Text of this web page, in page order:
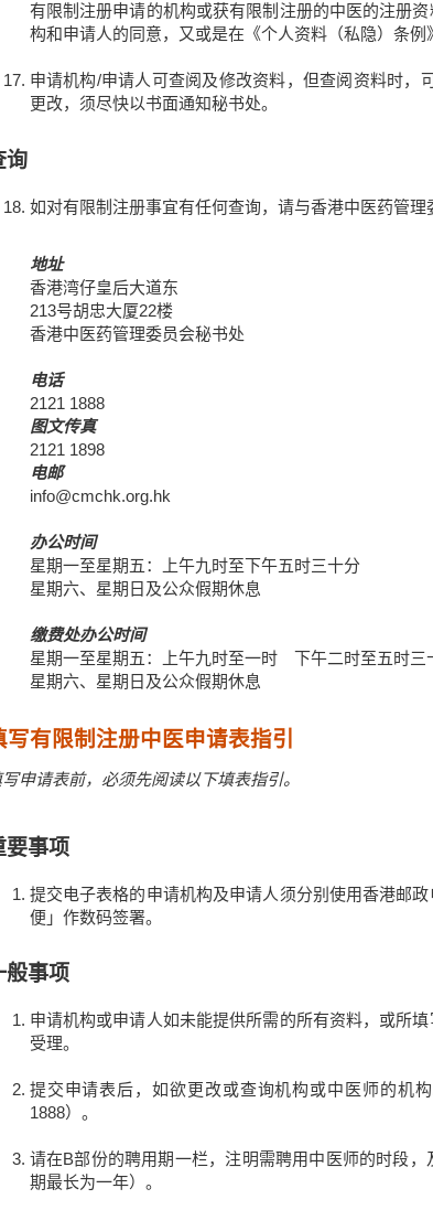
有限制注册申请的机构或获有限制注册的中医的注册
构和申请人的同意，又或是在《个人资料（私隐）条例
申请机构/申请人可查阅及修改资料，但查阅资料时
更改，须尽快以书面通知秘书处。
询
如对有限制注册事宜有任何查询，请与香港中医药管理
地址
香港湾仔皇后大道东
213号胡忠大厦22楼
香港中医药管理委员会秘书处
电话
2121 1888
图文传真
2121 1898
电邮
info@cmchk.org.hk
办公时间
星期一至星期五：上午九时至下午五时三十分
星期六、星期日及公众假期休息
缴费处办公时间
星期一至星期五：上午九时至一时 下午二时至五时三
星期六、星期日及公众假期休息
写有限制注册中医申请表指引
申请表前，必须先阅读以下填表指引。
要事项
提交电子表格的申请机构及申请人须分别使用香港邮
便」作数码签署。
般事项
申请机构或申请人如未能提供所需的所有资料，或所
受理。
提交申请表后，如欲更改或查询机构或中医师的机
1888）。
请在B部份的聘用期一栏，注明需聘用中医师的时段
期最长为一年）。